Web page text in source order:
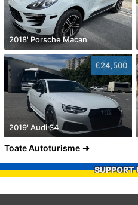
2018' Porsche Macan
€24,500
2019' Audi S4
Toate Autoturisme
SUPPORT